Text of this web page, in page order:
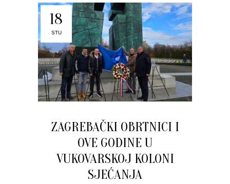
18
STU
ZAGREBAČKI OBRTNICI I
OVE GODINE U
VUKOVARSKOJ KOLONI
SJEĆANJA